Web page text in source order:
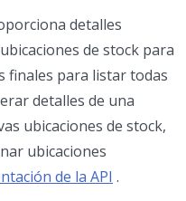
detalles
de stock para
finales para listar todas
detalles de una
ubicaciones de stock,
ubicaciones
de la API .